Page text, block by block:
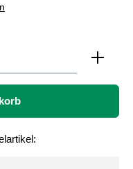
Wert ein